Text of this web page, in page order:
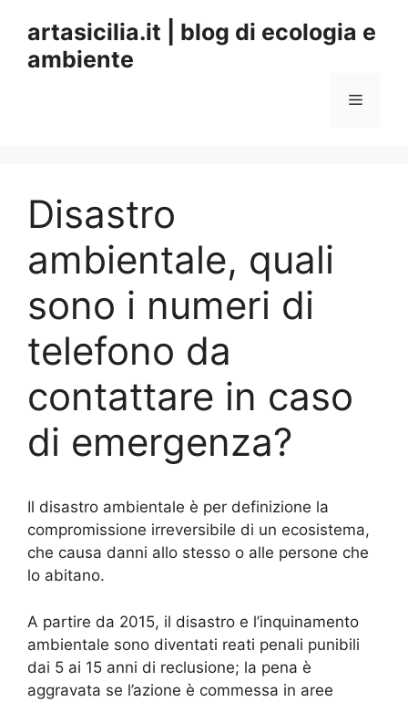
contenuto
artasicilia.it | blog di ecologia e
ambiente
Menu
Disastro
ambientale, quali
sono i numeri di
telefono da
contattare in caso
di emergenza?
Il disastro ambientale è per definizione la
compromissione irreversibile di un ecosistema,
che causa danni allo stesso o alle persone che
lo abitano.
A partire da 2015, il disastro e l’inquinamento
ambientale sono diventati reati penali punibili
dai 5 ai 15 anni di reclusione; la pena è
aggravata se l’azione è commessa in aree